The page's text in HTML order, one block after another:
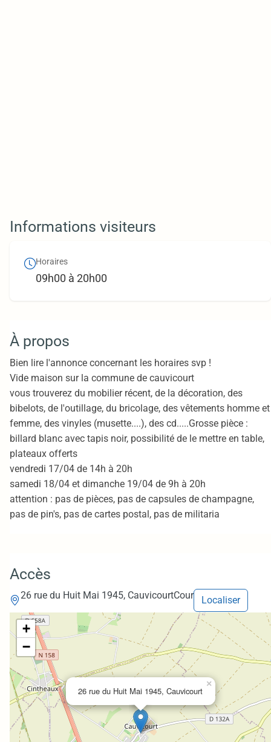
Informations visiteurs
Horaires
09h00 à 20h00
À propos
Bien lire l'annonce concernant les horaires svp !
Vide maison sur la commune de cauvicourt
vous trouverez du mobilier récent, de la décoration, des
bibelots, de l'outillage, du bricolage, des vêtements homme et
femme, des vinyles (musette....), des cd.....Grosse pièce :
billard blanc avec tapis noir, possibilité de le mettre en table,
plateaux offerts
vendredi 17/04 de 14h à 20h
samedi 18/04 et dimanche 19/04 de 9h à 20h
attention : pas de pièces, pas de capsules de champagne,
pas de pin's, pas de cartes postal, pas de militaria
Accès
26 rue du Huit Mai 1945, CauvicourtCour Localiser
26 rue du Huit Mai 1945, Cauvicourt
×
+
−